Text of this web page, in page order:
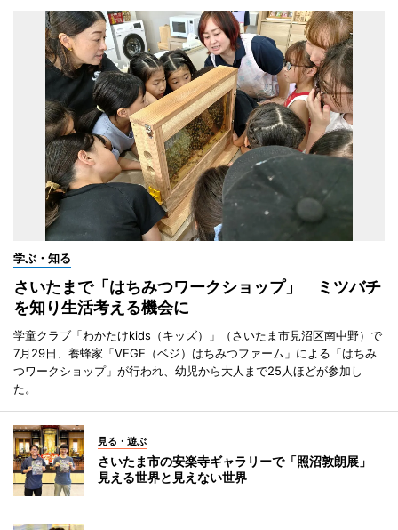
学ぶ・知る
さいたまで「はちみつワークショップ」 ミツバチ
を知り生活考える機会に
学童クラブ「わかたけkids（キッズ）」（さいたま市見沼区南中野）で
7月29日、養蜂家「VEGE（ベジ）はちみつファーム」による「はちみ
つワークショップ」が行われ、幼児から大人まで25人ほどが参加し
た。
見る・遊ぶ
さいたま市の安楽寺ギャラリーで「照沼敦朗展」
見える世界と見えない世界